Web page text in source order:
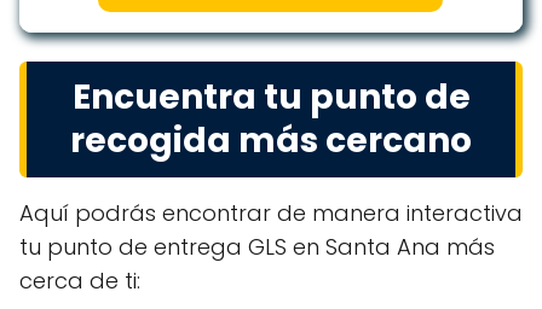
Encuentra tu punto de
recogida más cercano
Aquí podrás encontrar de manera interactiva
tu punto de entrega GLS en Santa Ana más
cerca de ti: